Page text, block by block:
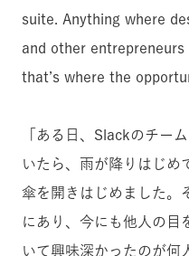
suite. Anything where
and other
that’s where the
「ある日、Slackのチー
いたら、雨が降りはじめ
傘を開きはじめました。
にあり、今にも他人の目
いて興味深かったのが何